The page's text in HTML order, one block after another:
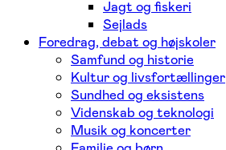
Jagt og fiskeri
Sejlads
Foredrag, debat og højskoler
Samfund og historie
Kultur og livsfortællinger
Sundhed og eksistens
Videnskab og teknologi
Musik og koncerter